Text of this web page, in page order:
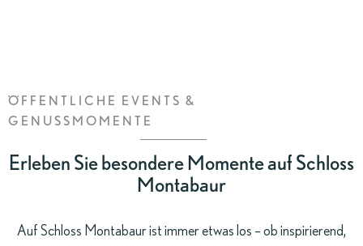
ÖFFENTLICHE EVENTS &
GENUSSMOMENTE
Erleben Sie besondere Momente auf Schloss
Montabaur
Auf Schloss Montabaur ist immer etwas los – ob inspirierend,